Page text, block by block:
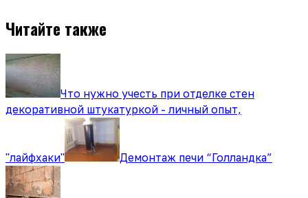
Читайте также
Что нужно учесть при отделке стен
декоративной штукатуркой - личный опыт,
"лайфхаки" Демонтаж печи “Голландка”